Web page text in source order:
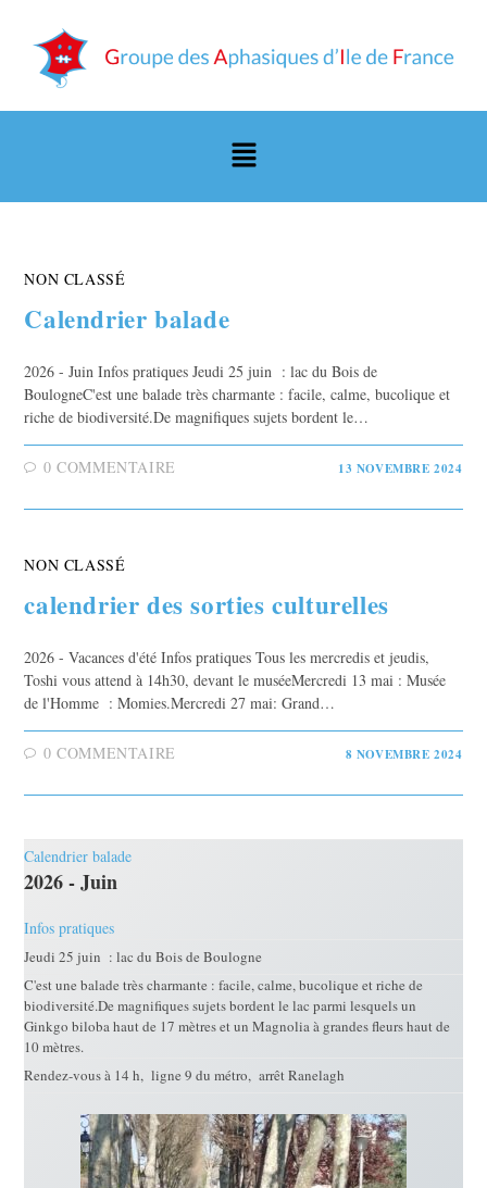
NON CLASSÉ
Calendrier balade
2026 - Juin Infos pratiques Jeudi 25 juin : lac du Bois de
BoulogneC'est une balade très charmante : facile, calme, bucolique et
riche de biodiversité.De magnifiques sujets bordent le…
0 COMMENTAIRE 13 NOVEMBRE 2024
NON CLASSÉ
calendrier des sorties culturelles
2026 - Vacances d'été Infos pratiques Tous les mercredis et jeudis,
Toshi vous attend à 14h30, devant le muséeMercredi 13 mai : Musée
de l'Homme : Momies.Mercredi 27 mai: Grand…
0 COMMENTAIRE 8 NOVEMBRE 2024
Calendrier balade
2026 - Juin
Infos pratiques
Jeudi 25 juin : lac du Bois de Boulogne
C'est une balade très charmante : facile, calme, bucolique et riche de
biodiversité.De magnifiques sujets bordent le lac parmi lesquels un
Ginkgo biloba haut de 17 mètres et un Magnolia à grandes fleurs haut de
10 mètres.
Rendez-vous à 14 h, ligne 9 du métro, arrêt Ranelagh